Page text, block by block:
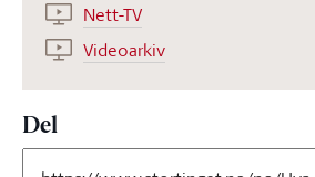
Nett-TV
Videoarkiv
Del